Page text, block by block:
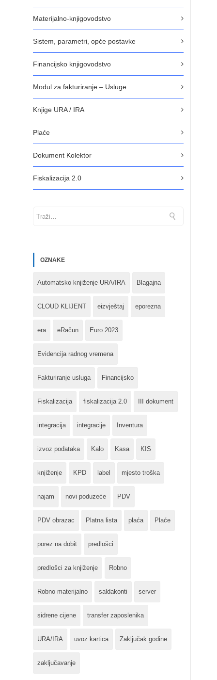
Materijalno-knjigovodstvo
Sistem, parametri, opće postavke
Financijsko knjigovodstvo
Modul za fakturiranje – Usluge
Knjige URA / IRA
Plaće
Dokument Kolektor
Fiskalizacija 2.0
OZNAKE
Automatsko knjiženje URA/IRA Blagajna
CLOUD KLIJENT eizvještaj eporezna
era eRačun Euro 2023
Evidencija radnog vremena
Fakturiranje usluga Financijsko
Fiskalizacija fiskalizacija 2.0 III dokument
integracija integracije Inventura
izvoz podataka Kalo Kasa KIS
knjiženje KPD label mjesto troška
najam novi poduzeće PDV
PDV obrazac Platna lista plaća Plaće
porez na dobit predlošci
predlošci za knjiženje Robno
Robno materijalno saldakonti server
sidrene cijene transfer zaposlenika
URA/IRA uvoz kartica Zaključak godine
zaključavanje